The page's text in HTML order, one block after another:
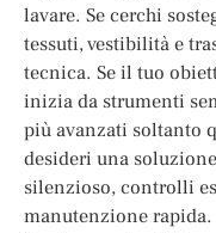
lavare. Se cerchi
tessuti, vestibilità e
tecnica. Se il tuo
inizia da strumenti
più avanzati soltanto
desideri una
silenzioso, controlli
manutenzione rapida.